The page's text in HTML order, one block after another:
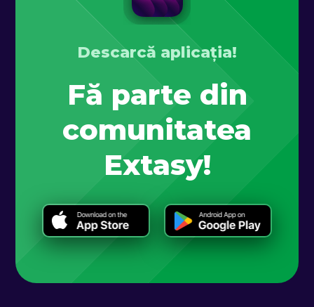
Descarcă aplicația!
Fă parte din
comunitatea
Extasy!